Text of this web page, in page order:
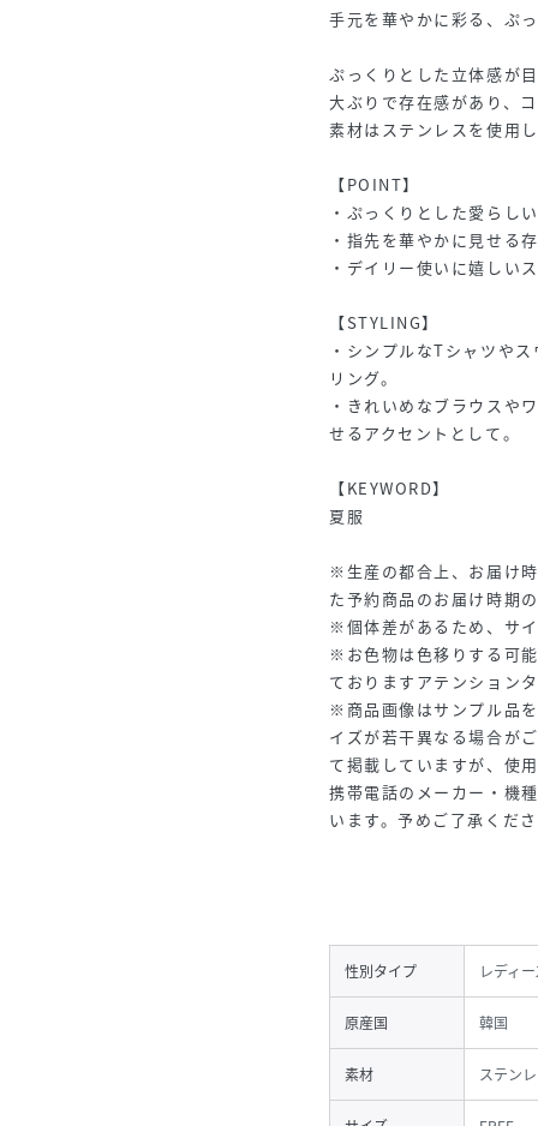
手元を華やかに彩る、ぷ
ぷっくりとした立体感が
大ぶりで存在感があり、
素材はステンレスを使用
【POINT】
・ぷっくりとした愛らし
・指先を華やかに見せる
・デイリー使いに嬉しい
【STYLING】
・シンプルなTシャツや
リング。
・きれいめなブラウスや
せるアクセントとして。
【KEYWORD】
夏服
※生産の都合上、お届け
た予約商品のお届け時期
※個体差があるため、サ
※お色物は色移りする可
ておりますアテンション
※商品画像はサンプル品
イズが若干異なる場合が
て掲載していますが、使
携帯電話のメーカー・機
います。予めご了承くだ
性別タイプ レディ
原産国 韓国
素材 ステン